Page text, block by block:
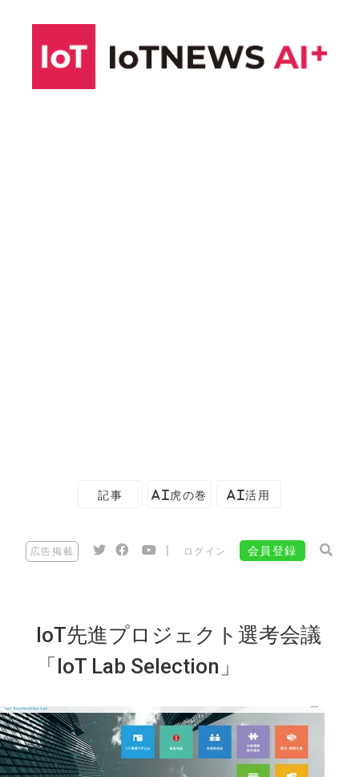
記事 AI虎の巻 AI活用
広告掲載 ログイン 会員登録
IoT先進プロジェクト選考会議
「IoT Lab Selection」